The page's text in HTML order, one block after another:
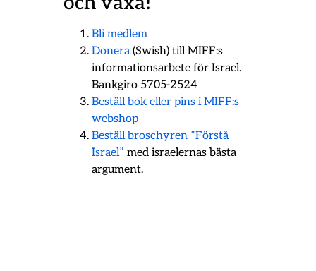
Bli medlem
Donera(Swish) till MIFF:s
informationsarbete för Israel.
Bankgiro 5705-2524
Beställ bok eller pins i MIFF:s
webshop
Beställ broschyren ”Förstå
Israel” med israelernas bästa
argument.